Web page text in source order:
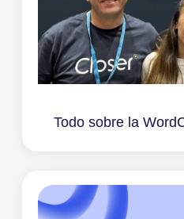
Todo sobre la